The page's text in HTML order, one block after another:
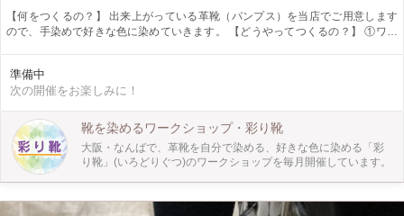
【何をつくるの？】 出来上がっている革靴（パンプス）を当店でご用意します
ので、手染めで好きな色に染めていきます。 【どうやってつくるの？】 ①ワー
作れたら、いよいよ本番。靴を染めていきます。 ④仕上げにトップコートをし
て完成！その日に履いて帰れます。 【作品の仕様】 ・パンプス サイズ展開：
み） 【どんな人が対象？】 革も靴も染色も全然知らないという方でも、どんな
人でも染めていただけます。 お1人で参加される方も多いので、1人でのご参加
も大歓迎です。 イメージ通りの靴がない、自分で作ったものを身に着けたい、
新しいことをやってみたい方にぜひ体験してほしいです！ 【ぜひ知ってほし
い！】 一般的に販売されている革靴には汚れにくくなるようにコーティングや
加工がされているのでそのままでは染められません。 「彩り靴」は仕上げる手
準備中
次の開催をお楽しみに！
靴を染めるワークショップ・彩り靴
大阪・なんばで、革靴を自分で染める、好きな色に染める「彩
り靴」(いろどりぐつ)のワークショップを毎月開催しています。